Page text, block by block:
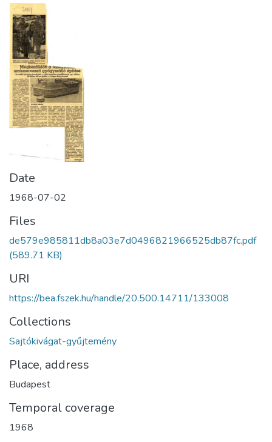
Date
1968-07-02
Files
de579e985811db8a03e7d0496821966525db87fc.pdf
(589.71 KB)
URI
https://bea.fszek.hu/handle/20.500.14711/133008
Collections
Sajtókivágat-gyűjtemény
Place, address
Budapest
Temporal coverage
1968